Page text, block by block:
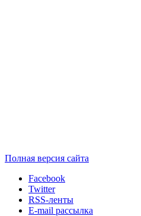
Полная версия сайта
Facebook
Twitter
RSS-ленты
E-mail рассылка